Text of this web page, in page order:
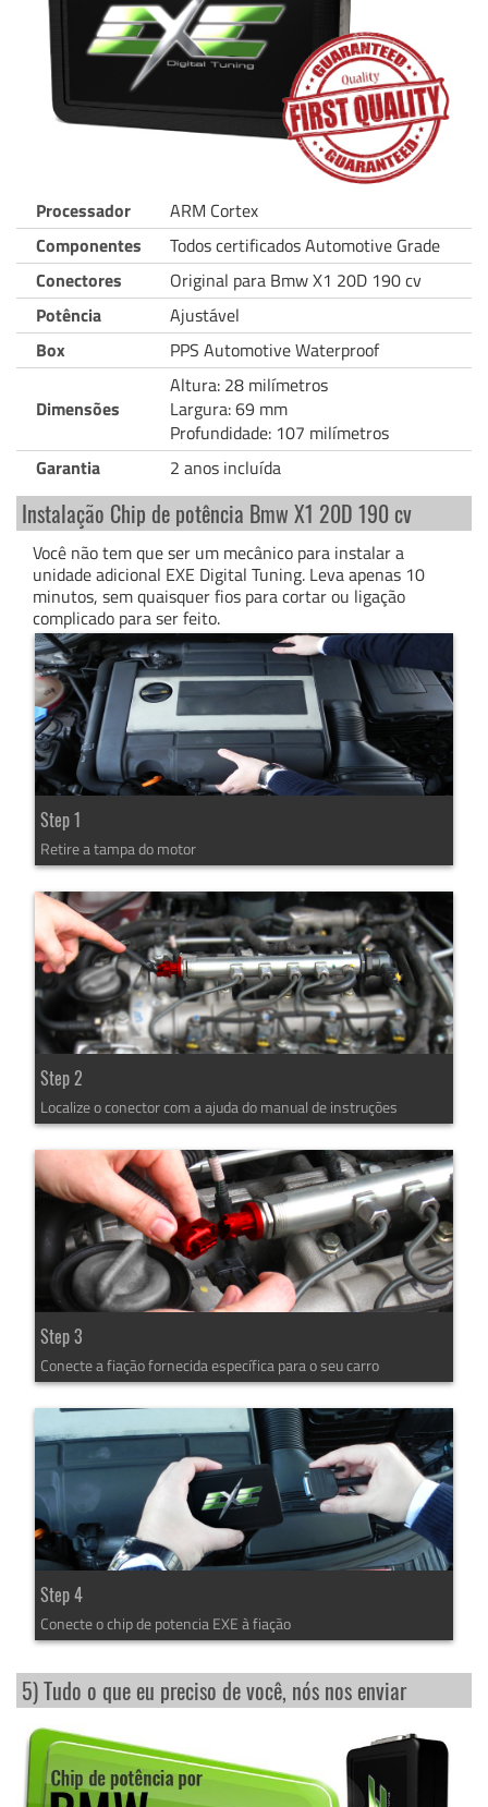
Processador
ARM Cortex
Componentes
Todos certificados Automotive Grade
Conectores
Original para Bmw X1 20D 190 cv
Potência
Ajustável
Box
PPS Automotive Waterproof
Dimensões
Altura: 28 milímetros
Largura: 69 mm
Profundidade: 107 milímetros
Garantia
2 anos incluída
Instalação Chip de potência Bmw X1 20D 190 cv
Você não tem que ser um mecânico para instalar a
unidade adicional EXE Digital Tuning. Leva apenas 10
minutos, sem quaisquer fios para cortar ou ligação
complicado para ser feito.
Step 1
Retire a tampa do motor
Step 2
Localize o conector com a ajuda do manual de instruções
Step 3
Conecte a fiação fornecida específica para o seu carro
Step 4
Conecte o chip de potencia EXE à fiação
5) Tudo o que eu preciso de você, nós nos enviar